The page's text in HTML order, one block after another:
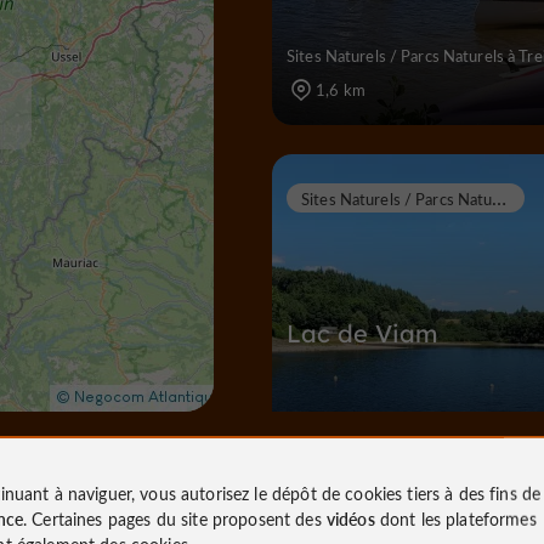
Sites Naturels / Parcs Naturels à
1,6 km
Lac de Viam
S
ites Naturels / Parcs Naturels
5,0 km
à naviguer, vous autorisez le dépôt de cookies tiers à des fins de
. Certaines pages du site proposent des vidéosdont les plateformes